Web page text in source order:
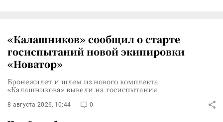
«Калашников» сообщил о старте
госиспытаний новой экипировки
«Новатор»
Бронежилет и шлем из нового комплекта
«Калашникова» вывели на госиспытания
8 августа 2026, 10:44 0